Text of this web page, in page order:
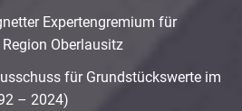
Expertengremium für
Oberlausitz
für Grundstückswerte im
– 2024)